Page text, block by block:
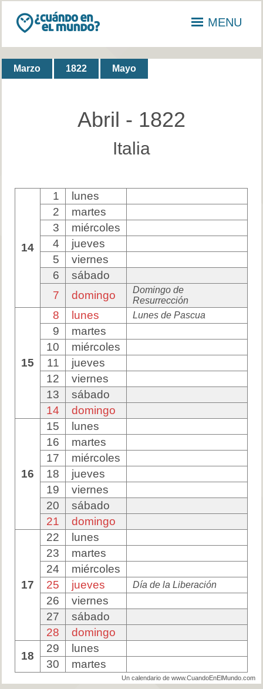
MENU
Marzo 1822 Mayo
Abril - 1822
Italia
14
1
lunes
2
martes
3
miércoles
4
jueves
5
viernes
6
sábado
7
domingo
Domingo de
Resurrección
15
8 lunes Lunes de Pascua
9
martes
10
miércoles
11
jueves
12
viernes
13
sábado
14
domingo
16
15
lunes
16
martes
17
miércoles
18
jueves
19
viernes
20
sábado
21
domingo
17
22
lunes
23
martes
24
miércoles
25
jueves Día de la Liberación
26
viernes
27
sábado
28
domingo
18
29
lunes
30
martes
Un calendario de www.CuandoEnElMundo.com